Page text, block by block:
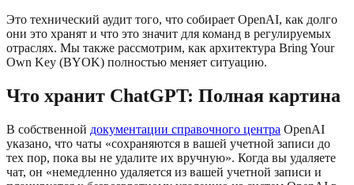
Это технический аудит того, что собирает OpenAI, как долго
они это хранят и что это значит для команд в регулируемых
отраслях. Мы также рассмотрим, как архитектура Bring Your
Own Key (BYOK) полностью меняет ситуацию.
Что хранит ChatGPT: Полная картина
В собственной документации справочного центра OpenAI
указано, что чаты «сохраняются в вашей учетной записи до
тех пор, пока вы не удалите их вручную». Когда вы удаляете
чат, он «немедленно удаляется из вашей учетной записи и